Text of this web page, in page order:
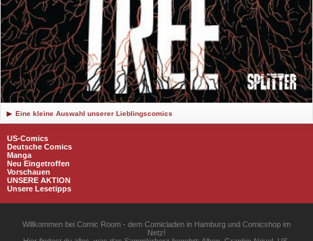
Eine kleine Auswahl unserer Lieblingscomics
US-Comics
Deutsche Comics
Manga
Neu Eingetroffen
Vorschauen
UNSERE AKTION
Unsere Lesetipps
Willkommen bei Comic Room - dem Comicladen in Hamburg und Comicshop im
Netz!